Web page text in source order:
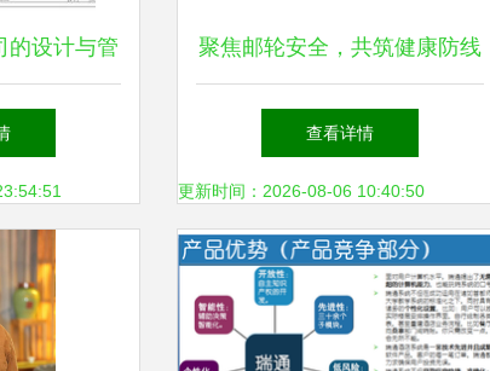
的设计与管
果图与餐
之道
聚焦邮轮安全，共筑健康防线
——酒店管理学院海斯曼人文
社科讲堂探讨大型邮轮公共卫
生风险防控与应急管理
查看详情
更新时间：2026-08-06 10:40:50